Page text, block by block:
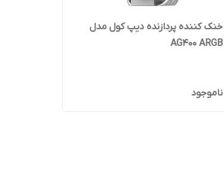
خنک کننده پردازنده دیپ کول مدل
AG400 ARGB
ناموجود